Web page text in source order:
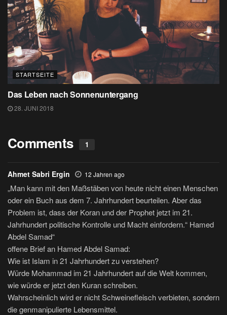
STARTSEITE
Das Leben nach Sonnenuntergang
28. JUNI 2018
Comments 1
Ahmet Sabri Ergin 12 Jahren ago
„Man kann mit den Maßstäben von heute nicht einen Menschen
oder ein Buch aus dem 7. Jahrhundert beurteilen. Aber das
Problem ist, dass der Koran und der Prophet jetzt im 21.
Jahrhundert politische Kontrolle und Macht einfordern.“ Hamed
Abdel Samad“
offene Brief an Hamed Abdel Samad:
Wie ist Islam in 21 Jahrhundert zu verstehen?
Würde Mohammad im 21 Jahrhundert auf die Welt kommen,
wie würde er jetzt den Kuran schreiben.
Wahrscheinlich wird er nicht Schweinefleisch verbieten, sondern
die genmanipulierte Lebensmittel.